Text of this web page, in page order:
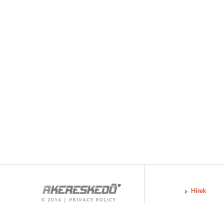
© 2014 | PRIVACY POLICY
Hírek